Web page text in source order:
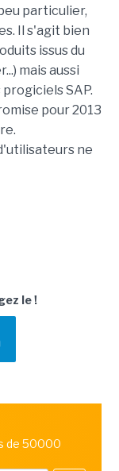
particulier,
Il s'agit bien
issus du
mais aussi
SAP.
pour 2013
ne
le !
de 50000